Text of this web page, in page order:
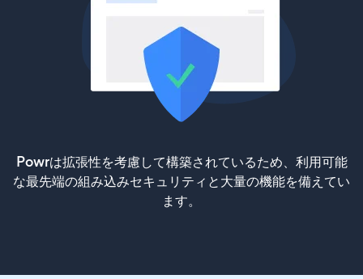
Powrは拡張性を考慮して構築されているため、利用可能
な最先端の組み込みセキュリティと大量の機能を備えてい
ます。